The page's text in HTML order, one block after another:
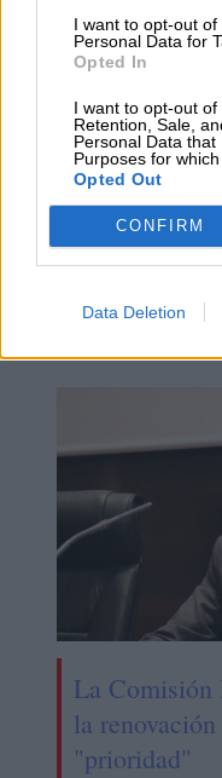
I want to opt-out
Personal Data for
Opted In
I want to opt-out of
Retention, Sale,
Personal Data
Purposes for
Opted Out
CONFIRM
Data Deletion
Bruselas
de la guerra
La Comisión
la
"prioridad"